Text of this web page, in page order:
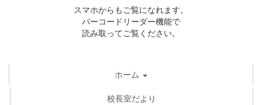
スマホからもご覧になれます。
バーコードリーダー機能で
読み取ってご覧ください。
ホーム
校長室だより